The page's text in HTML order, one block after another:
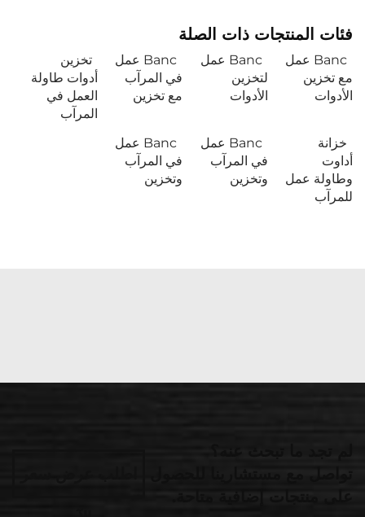
فئات المنتجات ذات الصلة
Banc عمل
مع تخزين
الأدوات
Banc عمل
لتخزين
الأدوات
Banc عمل
في المرآب
مع تخزين
تخزين
أدوات طاولة
العمل في
المرآب
خزانة
أداوت
وطاولة عمل
للمرآب
Banc عمل
في المرآب
وتخزين
Banc عمل
في المرآب
وتخزين